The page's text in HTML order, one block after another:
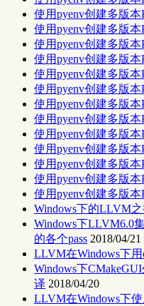
使用pyenv创建多版本
使用pyenv创建多版本
使用pyenv创建多版本
使用pyenv创建多版本
使用pyenv创建多版本
使用pyenv创建多版本
使用pyenv创建多版本
使用pyenv创建多版本
使用pyenv创建多版本
使用pyenv创建多版本
使用pyenv创建多版本
使用pyenv创建多版本
使用pyenv创建多版本
Windows下的LLVM
Windows下LLVM6.0
的各个pass 2018/04/21
LLVM在Windows下用
Windows下
译 2018/04/20
LLVM在Windows下